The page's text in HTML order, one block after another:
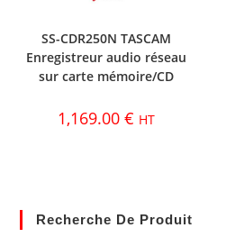
SS-CDR250N TASCAM
Enregistreur audio réseau
sur carte mémoire/CD
1,169.00€ HT
Recherche De Produit